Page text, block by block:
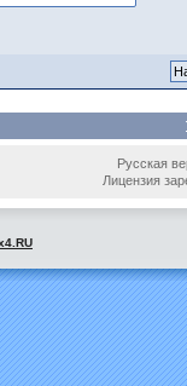
Русская
Лицензия